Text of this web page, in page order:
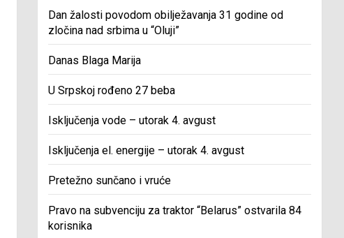
Dan žalosti povodom obilježavanja 31 godine od
zločina nad srbima u “Oluji”
Danas Blaga Marija
U Srpskoj rođeno 27 beba
Isključenja vode – utorak 4. avgust
Isključenja el. energije – utorak 4. avgust
Pretežno sunčano i vruće
Pravo na subvenciju za traktor “Belarus” ostvarila 84
korisnika